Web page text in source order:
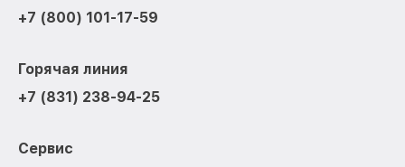
+7 (800) 101-17-59
Горячая линия
+7 (831) 238-94-25
Сервис